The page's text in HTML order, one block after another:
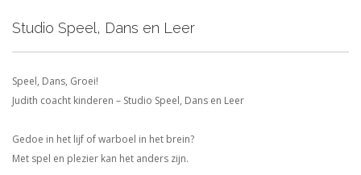
Studio Speel, Dans en Leer
Speel, Dans, Groei!
Judith coacht kinderen – Studio Speel, Dans en Leer
Gedoe in het lijf of warboel in het brein?
Met spel en plezier kan het anders zijn.